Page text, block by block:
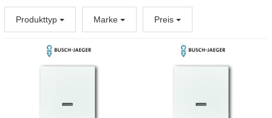
Produkttyp Marke Preis